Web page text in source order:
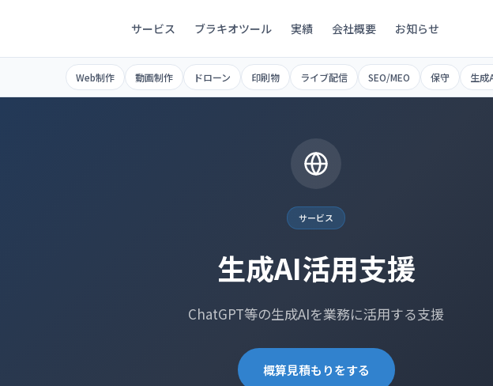
サービス ブラキオツール 実績 会社概要 お知らせ
Web制作 動画制作 ドローン 印刷物 ライブ配信 SEO/MEO 保守 生成
生成AI活用支援
サービス
生成AI活用支援
ChatGPT等の生成AIを業務に活用する支援
概算見積もりをする